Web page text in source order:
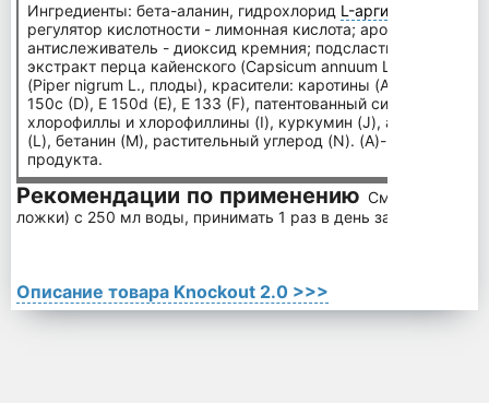
Ингредиенты: бета-аланин, гидрохлорид L-аргинин
регулятор кислотности - лимонная кислота; ароматизаторы,
антислеживатель - диоксид кремния; подсластители -
экстракт перца кайенского (Capsicum annuum L., плоды),
(Piper nigrum L., плоды), красители: каротины (A), кармин
150c (D), E 150d (E), E 133 (F), патентованный синий V (G),
хлорофиллы и хлорофиллины (I), куркумин (J), антоцианы
(L), бетанин (M), растительный углерод (N). (A)-(Z) - в
продукта.
Рекомендации по применению Смешайте 1
ложки) с 250 мл воды, принимать 1 раз в день за 30 минут
Описание товара Knockout 2.0 >>>